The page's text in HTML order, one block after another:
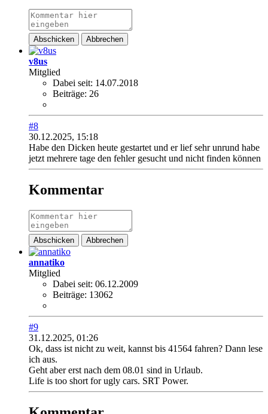
Abschicken Abbrechen
v8us
Mitglied
Dabei seit: 14.07.2018
Beiträge: 26
#8
30.12.2025, 15:18
Habe den Dicken heute gestartet und er lief sehr unrund habe
jetzt mehrere tage den fehler gesucht und nicht finden können
Kommentar
Abschicken Abbrechen
annatiko
Mitglied
Dabei seit: 06.12.2009
Beiträge: 13062
#9
31.12.2025, 01:26
Ok, dass ist nicht zu weit, kannst bis 41564 fahren? Dann lese
ich aus.
Geht aber erst nach dem 08.01 sind in Urlaub.
Life is too short for ugly cars. SRT Power.